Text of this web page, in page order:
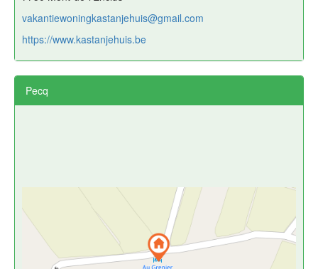
vakantiewoningkastanjehuis@gmail.com
https://www.kastanjehuis.be
Pecq